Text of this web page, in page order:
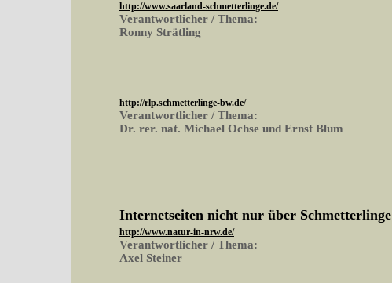
http://www.saarland-schmetterlinge.de/
Verantwortlicher / Thema:
Ronny Strätling
http://rlp.schmetterlinge-bw.de/
Verantwortlicher / Thema:
Dr. rer. nat. Michael Ochse und Ernst Blum
Internetseiten nicht nur über Schmetterlinge
http://www.natur-in-nrw.de/
Verantwortlicher / Thema:
Axel Steiner